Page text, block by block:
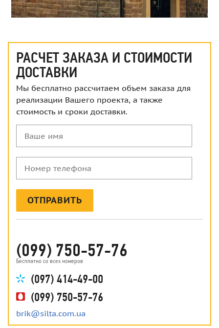
РАСЧЕТ ЗАКАЗА И СТОИМОСТИ
ДОСТАВКИ
Мы бесплатно рассчитаем объем заказа для
реализации Вашего проекта, а также
стоимость и сроки доставки.
Ваше
имя
Номер
телефона
ОТПРАВИТЬ
(099) 750-57-76
Бесплатно со всех номеров
(097) 414-49-00
(099) 750-57-76
brik@silta.com.ua